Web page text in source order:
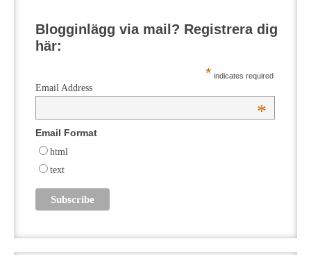
Blogginlägg via mail? Registrera dig
här:
* indicates required
Email Address
*
Email Format
html
text